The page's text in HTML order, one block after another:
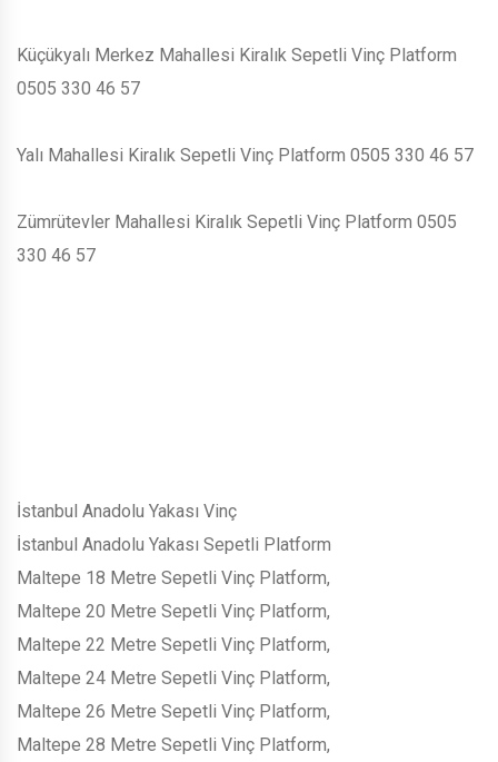
Küçükyalı Merkez Mahallesi Kiralık Sepetli Vinç Platform
0505 330 46 57
Yalı Mahallesi Kiralık Sepetli Vinç Platform 0505 330 46 57
Zümrütevler Mahallesi Kiralık Sepetli Vinç Platform 0505
330 46 57
İstanbul Anadolu Yakası Vinç
İstanbul Anadolu Yakası Sepetli Platform
Maltepe 18 Metre Sepetli Vinç Platform,
Maltepe 20 Metre Sepetli Vinç Platform,
Maltepe 22 Metre Sepetli Vinç Platform,
Maltepe 24 Metre Sepetli Vinç Platform,
Maltepe 26 Metre Sepetli Vinç Platform,
Maltepe 28 Metre Sepetli Vinç Platform,